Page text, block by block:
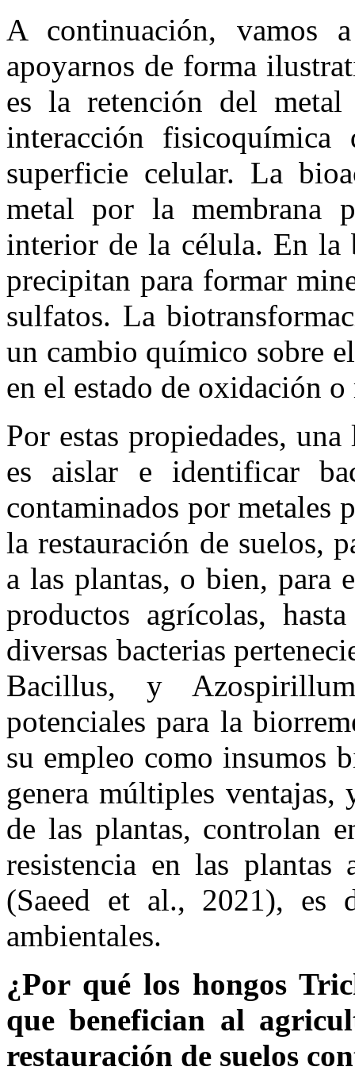
A continuación, vamos
apoyarnos de forma
es la retención del
interacción
superficie celular. La
metal por la membrana
interior de la célula. En la
precipitan para formar
sulfatos. La
un cambio químico sobre
en el estado de oxidación
Por estas propiedades,
es aislar e identificar
contaminados por metales
la restauración de suelos,
a las plantas, o bien, para
productos agrícolas,
diversas bacterias
Bacillus, y
potenciales para la
su empleo como insumos
genera múltiples ventajas,
de las plantas, controlan
resistencia en las
(Saeed et al., 2021), es
ambientales.
¿Por qué los hongos
que benefician al
restauración de suelos